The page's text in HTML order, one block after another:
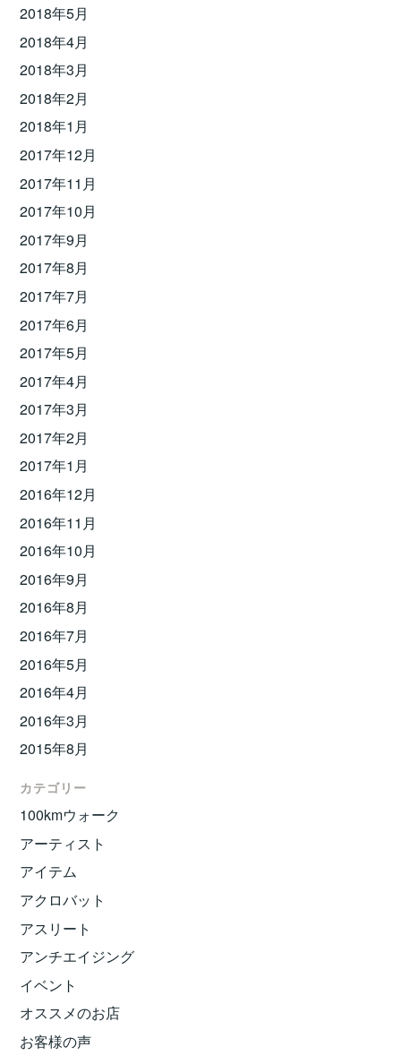
2018年5月
2018年4月
2018年3月
2018年2月
2018年1月
2017年12月
2017年11月
2017年10月
2017年9月
2017年8月
2017年7月
2017年6月
2017年5月
2017年4月
2017年3月
2017年2月
2017年1月
2016年12月
2016年11月
2016年10月
2016年9月
2016年8月
2016年7月
2016年5月
2016年4月
2016年3月
2015年8月
カテゴリー
100kmウォーク
アーティスト
アイテム
アクロバット
アスリート
アンチエイジング
イベント
オススメのお店
お客様の声